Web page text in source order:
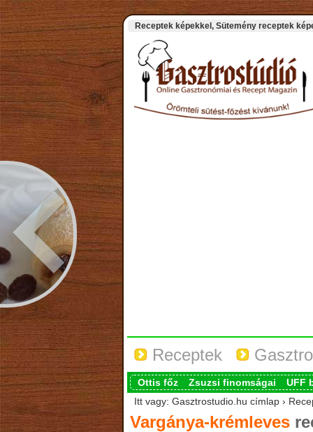
Receptek képekkel, Sütemény receptek
Receptek
Ottis főz Zsuzsi finomságai
UFF
Itt vagy: Gasztrostudio.hu címlap ›
Vargánya-krémleves